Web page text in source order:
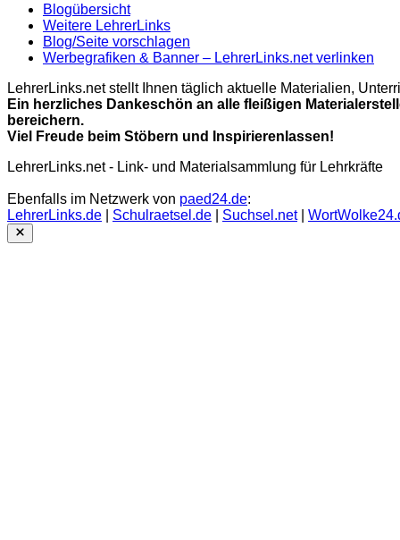
Blogübersicht
Weitere LehrerLinks
Blog/Seite vorschlagen
Werbegrafiken & Banner – LehrerLinks.net verlinken
LehrerLinks.net stellt Ihnen täglich aktuelle Materialien,
Ein herzliches Dankeschön an alle fleißigen
bereichern.
Viel Freude beim Stöbern und Inspirierenlassen!
LehrerLinks.net - Link- und Materialsammlung für Lehrkräfte
Ebenfalls im Netzwerk von paed24.de:
LehrerLinks.de
Schulraetsel.de Suchsel.net|
Close